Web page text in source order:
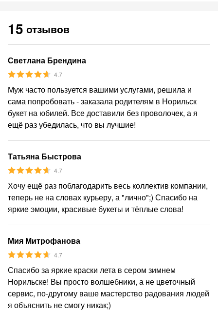
15 отзывов
Светлана Брендина
4.7
Муж часто пользуется вашими услугами, решила и
сама попробовать - заказала родителям в Норильск
букет на юбилей. Все доставили без проволочек, а я
ещё раз убедилась, что вы лучшие!
Татьяна Быстрова
4.7
Хочу ещё раз поблагодарить весь коллектив компании,
теперь не на словах курьеру, а "лично";) Спасибо на
яркие эмоции, красивые букеты и тёплые слова!
Мия Митрофанова
4.7
Спасибо за яркие краски лета в сером зимнем
Норильске! Вы просто волшебники, а не цветочный
сервис, по-другому ваше мастерство радования людей
я объяснить не смогу никак;)